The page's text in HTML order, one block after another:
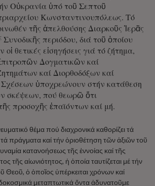
Οὐκρανία ὑπό τοῦ Σεπτοῦ
Κωνσταντινουπόλεως. Τό
τῆς ἀπελθούσης Διαρκοῦς Ἱερᾶς
Συνοδικῆς περιόδου, διά τοῦ ὁποίου
θετικές εἰσηγήσεις γιά τό ζήτημα,
Δογματικῶν καί
καί Διορθοδόξων καί
Σχέσεων ὑποχρεώνουν στήν κατάθεση
σκέψεων, πού θεωρῶ ὅτι
προσοχῆς ἐπαϊόντων καί μή.
θέμα πού διαχρονικά καθορίζει τά
πράγματα καί τήν ὁριοθέτηση τῶν ἀξιῶν τοῦ
κατανοήσεως τῆς ἐννοίας καί τῆς
τῆς αἰωνιότητος, ἡ ὁποία ταυτίζεται μέ τήν
Θεοῦ, ὁ ὁποῖος ὑπέρκειται χρόνων καί
μεταπτωτικά ὄντα ἀδυνατοῦμε